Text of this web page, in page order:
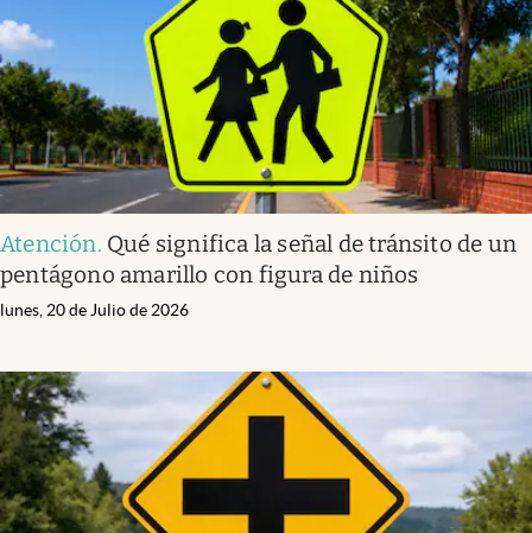
Atención. Qué significa la señal de tránsito de un
pentágono amarillo con figura de niños
lunes, 20 de Julio de 2026